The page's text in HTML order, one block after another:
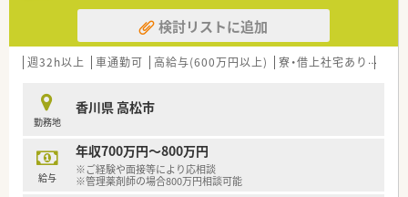
す。
検討リストに追加
週32h以上 車通勤可 高給与(600万円以上) 寮・借上社宅あり
勤務地
香川県 高松市
給与
年収700万円～800万円
※ご経験や面接等により応相談
※管理薬剤師の場合800万円相談可能